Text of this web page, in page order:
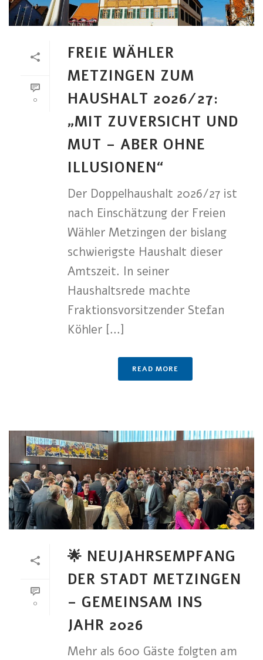
0
FREIE WÄHLER
METZINGEN ZUM
HAUSHALT 2026/27:
„MIT ZUVERSICHT UND
MUT – ABER OHNE
ILLUSIONEN“
Der Doppelhaushalt 2026/27 ist
nach Einschätzung der Freien
Wähler Metzingen der bislang
schwierigste Haushalt dieser
Amtszeit. In seiner
Haushaltsrede machte
Fraktionsvorsitzender Stefan
Köhler [...]
READ MORE
0
🌟 NEUJAHRSEMPFANG
DER STADT METZINGEN
– GEMEINSAM INS
JAHR 2026
Mehr als 600 Gäste folgten am